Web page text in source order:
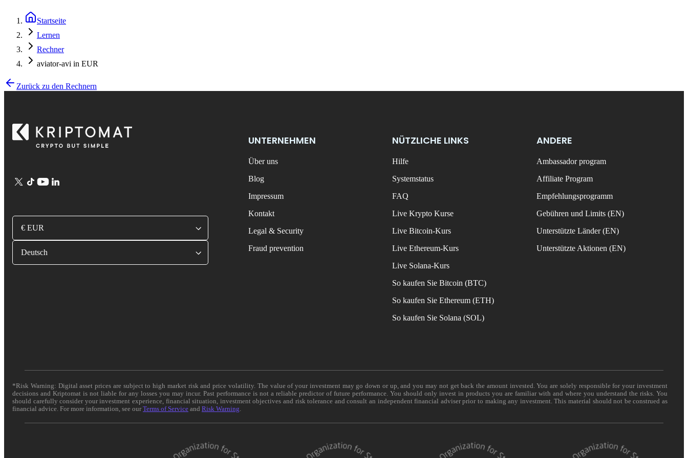
Startseite
Lernen
Rechner
aviator-avi in EUR
Zurück zu den Rechnern
€ EUR
Deutsch
UNTERNEHMEN
Über uns
Blog
Impressum
Kontakt
Legal & Security
Fraud prevention
NÜTZLICHE LINKS
Hilfe
Systemstatus
FAQ
Live Krypto Kurse
Live Bitcoin-Kurs
Live Ethereum-Kurs
Live Solana-Kurs
So kaufen Sie Bitcoin (BTC)
So kaufen Sie Ethereum (ETH)
So kaufen Sie Solana (SOL)
ANDERE
Ambassador program
Affiliate Program
Empfehlungsprogramm
Gebühren und Limits (EN)
Unterstützte Länder (EN)
Unterstützte Aktionen (EN)
*Risk Warning: Digital asset prices are subject to high market risk and price volatility. The value of your investment may go down or up, and you may not get back the amount invested. You are solely responsible for your investment
decisions and Kriptomat is not liable for any losses you may incur. Past performance is not a reliable predictor of future performance. You should only invest in products you are familiar with and where you understand the risks. You
should carefully consider your investment experience, financial situation, investment objectives and risk tolerance and consult an independent financial adviser prior to making any investment. This material should not be construed as
financial advice. For more information, see ourTerms of Service and Risk Warning